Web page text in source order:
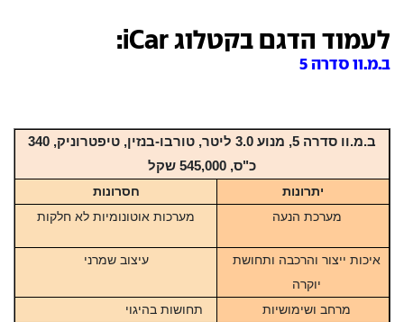
לעמוד הדגם בקטלוג iCar:
ב.מ.וו סדרה 5
ב.מ.וו סדרה 5 , מנוע 3.0 ליטר, טורבו-בנזין,
טיפטרוניק, 340
כ"ס, 545,000
שקל
יתרונות
חסרונות
מערכת הנעה
מערכות אוטונומיות לא חלקות
איכות ייצור והרכבה ותחושת
יוקרה
עיצוב שמרני
מרחב ושימושיות תחושות בהיגוי